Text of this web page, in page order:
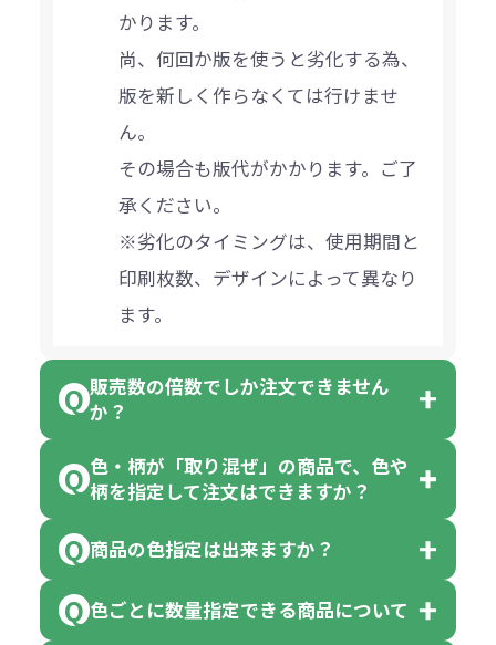
かります。
尚、何回か版を使うと劣化する為、
版を新しく作らなくては行けませ
ん。
その場合も版代がかかります。ご了
承ください。
※劣化のタイミングは、使用期間と
印刷枚数、デザインによって異なり
ます。
販売数の倍数でしか注文できません
か？
一部商品（※）を除き、注文可能数
です。
色・柄が「取り混ぜ」の商品で、色や
柄を指定して注文はできますか？
「色・柄 取り混ぜ」のラベルがつい
ている商品は、色指定不可となって
商品の色指定は出来ますか？
色指定できる商品もございますが商
色ごとに数量指定できる商品について